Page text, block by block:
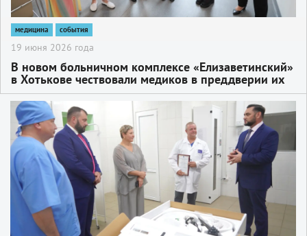
медицина события
19 июня 2026 года
В новом больничном комплексе «Елизаветинский»
в Хотькове чествовали медиков в преддверии их
профессионального дня